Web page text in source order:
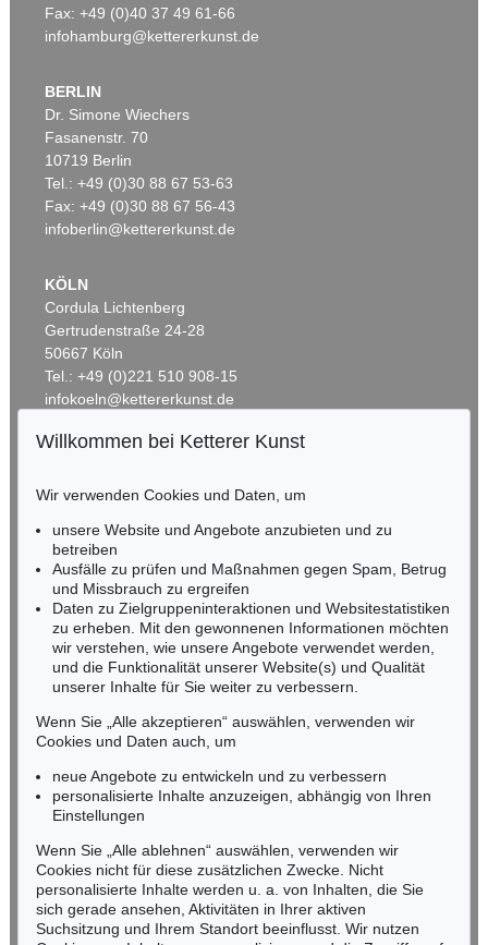
Auktion 437 - Lot 802
WILLI BAUMEISTER
Phantom mit Rot , 1953
Ergebnis:€ 362.500
Auktion 433 - Lot 904
Ergebnis:€ 362.500
Auktion 525 - Lot 220
Ergebnis: € 275.000
Auktion 298 - Lot 301
Expressive Landschaft, 1947
Ergebnis:€ 239.850
Fax: +49 (0)40 37 49 61-66
infohamburg@kettererkunst.de
BERLIN
Dr. Simone Wiechers
Fasanenstr. 70
10719 Berlin
Tel.: +49 (0)30 88 67 53-63
Fax: +49 (0)30 88 67 56-43
infoberlin@kettererkunst.de
KÖLN
Cordula Lichtenberg
Gertrudenstraße 24-28
50667 Köln
Tel.: +49 (0)221 510 908-15
infokoeln@kettererkunst.de
BADEN-WÜRTTEMBERG
RHEINLAND-PFALZ
Miriam Heß
Tel.: +49 (0)62 21 58 80-038
Fax: +49 (0)62 21 58 80-595
infoheidelberg@kettererkunst.de
NORDDEUTSCHLAND
Nico Kassel, M.A.
Tel.: +49 (0)89 55244-164
Mobil: +49 (0)171 8618661
n.kassel@kettererkunst.de
Keine Auktion mehr verpassen!
Wir informieren Sie rechtzeitig.
Willkommen bei Ketterer Kunst
Wir verwenden Cookies und Daten, um
unsere Website und Angebote anzubieten und zu
betreiben
Ausfälle zu prüfen und Maßnahmen gegen Spam, Betrug
und Missbrauch zu ergreifen
Daten zu Zielgruppeninteraktionen und Websitestatistiken
zu erheben. Mit den gewonnenen Informationen möchten
wir verstehen, wie unsere Angebote verwendet werden,
und die Funktionalität unserer Website(s) und Qualität
unserer Inhalte für Sie weiter zu verbessern.
Wenn Sie „Alle akzeptieren“ auswählen, verwenden wir
Cookies und Daten auch, um
neue Angebote zu entwickeln und zu verbessern
personalisierte Inhalte anzuzeigen, abhängig von Ihren
Einstellungen
Wenn Sie „Alle ablehnen“ auswählen, verwenden wir
Cookies nicht für diese zusätzlichen Zwecke. Nicht
personalisierte Inhalte werden u. a. von Inhalten, die Sie
sich gerade ansehen, Aktivitäten in Ihrer aktiven
Suchsitzung und Ihrem Standort beeinflusst. Wir nutzen